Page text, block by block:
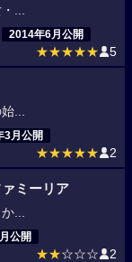
...
2014年6月公開
★★★★★ 5
...
3月公開
★★★★★ 2
ミーリア
...
公開
★★☆☆☆ 2